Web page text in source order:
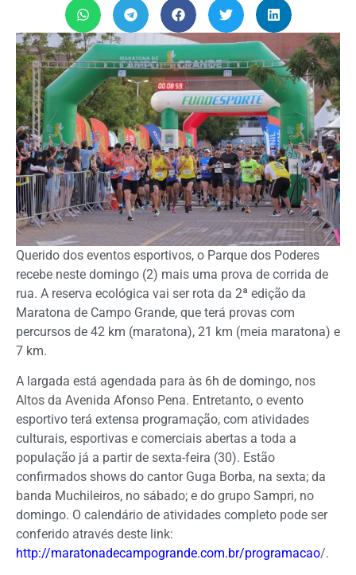
Querido dos eventos esportivos, o Parque dos Poderes
recebe neste domingo (2) mais uma prova de corrida de
rua. A reserva ecológica vai ser rota da 2ª edição da
Maratona de Campo Grande, que terá provas com
percursos de 42 km (maratona), 21 km (meia maratona) e
7 km.
A largada está agendada para às 6h de domingo, nos
Altos da Avenida Afonso Pena. Entretanto, o evento
esportivo terá extensa programação, com atividades
culturais, esportivas e comerciais abertas a toda a
população já a partir de sexta-feira (30). Estão
confirmados shows do cantor Guga Borba, na sexta; da
banda Muchileiros, no sábado; e do grupo Sampri, no
domingo. O calendário de atividades completo pode ser
conferido através deste link:
http://maratonadecampogrande.com.br/programacao/.